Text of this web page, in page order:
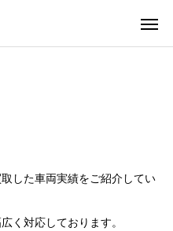
した車両実績をご紹介してい
く対応しております。